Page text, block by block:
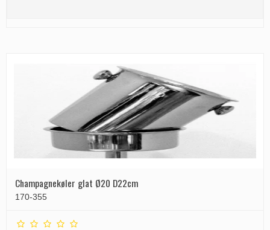
Champagnekøler glat Ø20 D22cm
170-355